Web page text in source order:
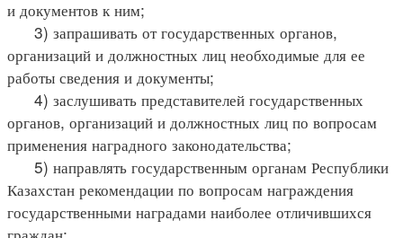
и документов к ним;
3) запрашивать от государственных органов,
организаций и должностных лиц необходимые для ее
работы сведения и документы;
4) заслушивать представителей государственных
органов, организаций и должностных лиц по вопросам
применения наградного законодательства;
5) направлять государственным органам Республики
Казахстан рекомендации по вопросам награждения
государственными наградами наиболее отличившихся